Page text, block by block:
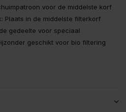
voor de middelste korf
Plaats in de middelste filterkorf
gedeelte voor speciaal
geschikt voor bio filtering